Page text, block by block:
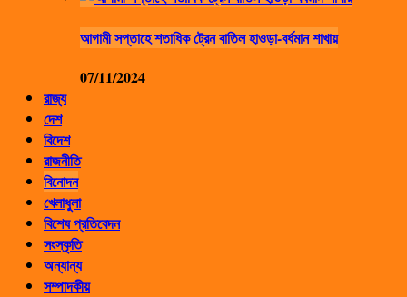
আগামী সপ্তাহে শতাধিক ট্রেন বাতিল হাওড়া-বর্ধমান শাখায়
07/11/2024
রাজ্য
দেশ
বিদেশ
রাজনীতি
বিনোদন
খেলাধুলা
বিশেষ প্রতিবেদন
সংস্কৃতি
অন্যান্য
সম্পাদকীয়